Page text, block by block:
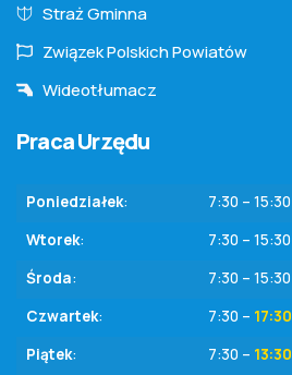
Praca Urzędu
Poniedziałek:
7:30 – 15:30
Wtorek:
7:30 – 15:30
Środa:
7:30 – 15:30
Czwartek: 7:30 – 17:30
Piątek: 7:30 – 13:30
Straż Gminna
Związek Polskich Powiatów
Wideotłumacz